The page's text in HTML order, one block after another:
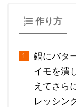
作り方
鍋にバタ
イモを潰
えてさら
レッシン